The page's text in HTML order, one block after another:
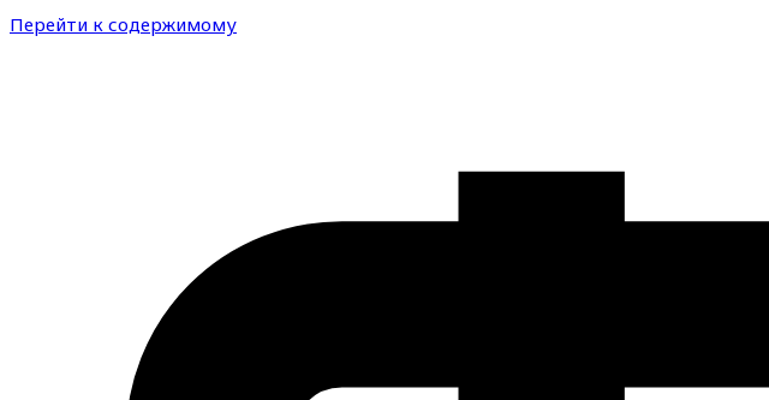
Перейти к содержимому